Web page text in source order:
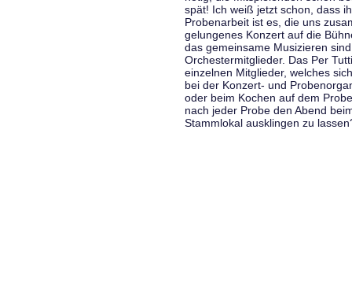
spät! Ich weiß jetzt schon, dass
Probenarbeit ist es, die uns
gelungenes Konzert auf die
das gemeinsame Musizieren
Orchestermitglieder. Das Per
einzelnen Mitglieder, welches
bei der Konzert- und
oder beim Kochen auf dem
nach jeder Probe den Abend
Stammlokal ausklingen zu